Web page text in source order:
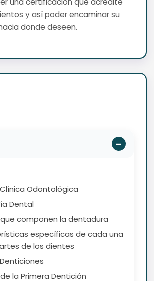
una certificación que acredite
y así poder encaminar su
donde deseen.
Odontológica
Dental
componen la dentadura
específicas de cada una
de los dientes
la Primera Dentición